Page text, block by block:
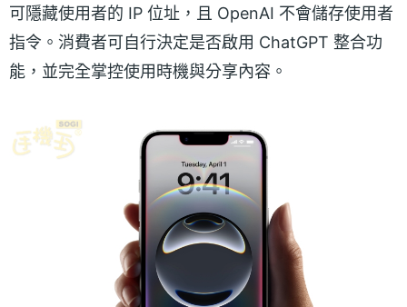
可隱藏使用者的 IP 位址，且 OpenAI 不會儲存使用者
指令。消費者可自行決定是否啟用 ChatGPT 整合功
能，並完全掌控使用時機與分享內容。